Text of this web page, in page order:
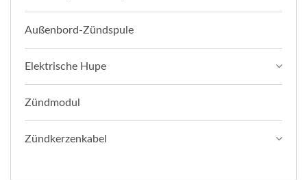
Außenbord-Zündspule
Elektrische Hupe
Zündmodul
Zündkerzenkabel